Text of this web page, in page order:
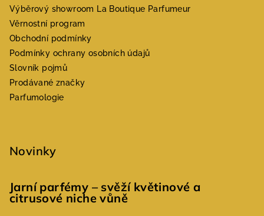
Výběrový showroom La Boutique Parfumeur
Věrnostní program
Obchodní podmínky
Podmínky ochrany osobních údajů
Slovník pojmů
Prodávané značky
Parfumologie
Novinky
Jarní parfémy – svěží květinové a
citrusové niche vůně